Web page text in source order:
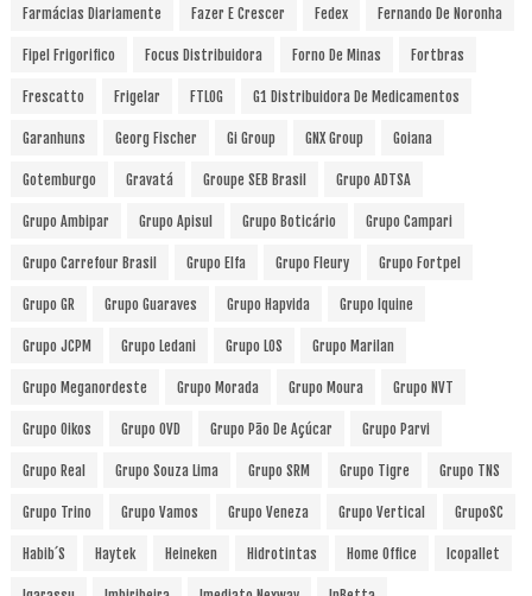
Farmácias Diariamente Fazer E Crescer Fedex Fernando De Noronha
Fipel Frigorifico Focus Distribuidora Forno De Minas Fortbras
Frescatto Frigelar FTLOG G1 Distribuidora De Medicamentos
Garanhuns Georg Fischer Gi Group GNX Group Goiana
Gotemburgo Gravatá Groupe SEB Brasil Grupo ADTSA
Grupo Ambipar Grupo Apisul Grupo Boticário Grupo Campari
Grupo Carrefour Brasil Grupo Elfa Grupo Fleury Grupo Fortpel
Grupo GR Grupo Guaraves Grupo Hapvida Grupo Iquine
Grupo JCPM Grupo Ledani Grupo LOS Grupo Marilan
Grupo Meganordeste Grupo Morada Grupo Moura Grupo NVT
Grupo Oikos Grupo OVD Grupo Pão De Açúcar Grupo Parvi
Grupo Real Grupo Souza Lima Grupo SRM Grupo Tigre Grupo TNS
Grupo Trino Grupo Vamos Grupo Veneza Grupo Vertical GrupoSC
Habib´s Haytek Heineken Hidrotintas Home Office Icopallet